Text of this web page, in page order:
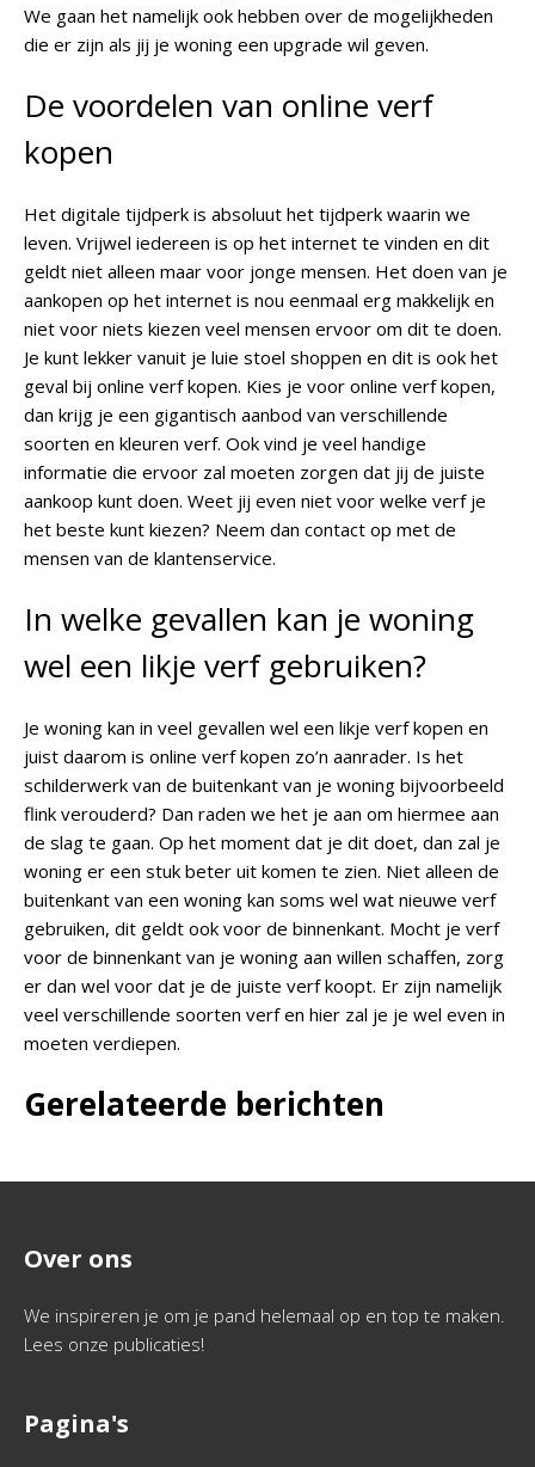
We gaan het namelijk ook hebben over de mogelijkheden
die er zijn als jij je woning een upgrade wil geven.
De voordelen van online verf
kopen
Het digitale tijdperk is absoluut het tijdperk waarin we
leven. Vrijwel iedereen is op het internet te vinden en dit
geldt niet alleen maar voor jonge mensen. Het doen van je
aankopen op het internet is nou eenmaal erg makkelijk en
niet voor niets kiezen veel mensen ervoor om dit te doen.
Je kunt lekker vanuit je luie stoel shoppen en dit is ook het
geval bij online verf kopen. Kies je voor online verf kopen,
dan krijg je een gigantisch aanbod van verschillende
soorten en kleuren verf. Ook vind je veel handige
informatie die ervoor zal moeten zorgen dat jij de juiste
aankoop kunt doen. Weet jij even niet voor welke verf je
het beste kunt kiezen? Neem dan contact op met de
mensen van de klantenservice.
In welke gevallen kan je woning
wel een likje verf gebruiken?
Je woning kan in veel gevallen wel een likje verf kopen en
juist daarom is online verf kopen zo’n aanrader. Is het
schilderwerk van de buitenkant van je woning bijvoorbeeld
flink verouderd? Dan raden we het je aan om hiermee aan
de slag te gaan. Op het moment dat je dit doet, dan zal je
woning er een stuk beter uit komen te zien. Niet alleen de
buitenkant van een woning kan soms wel wat nieuwe verf
gebruiken, dit geldt ook voor de binnenkant. Mocht je verf
voor de binnenkant van je woning aan willen schaffen, zorg
er dan wel voor dat je de juiste verf koopt. Er zijn namelijk
veel verschillende soorten verf en hier zal je je wel even in
moeten verdiepen.
Gerelateerde berichten
Over ons
We inspireren je om je pand helemaal op en top te maken.
Lees onze publicaties!
Pagina's